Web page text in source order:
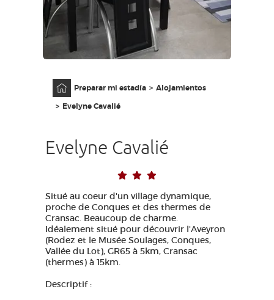
ES
Preparar mi estadía
Alojamientos
Evelyne Cavalié
Evelyne Cavalié
Situé au coeur d'un village dynamique,
proche de Conques et des thermes de
Cransac. Beaucoup de charme.
Idéalement situé pour découvrir l'Aveyron
(Rodez et le Musée Soulages, Conques,
Vallée du Lot), GR65 à 5km, Cransac
(thermes) à 15km.
Descriptif :